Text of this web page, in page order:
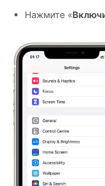
Нажмите «